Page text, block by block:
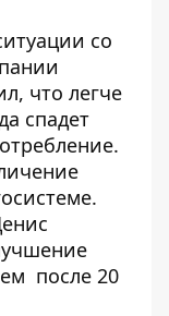
со
что легче
спадет
после 20